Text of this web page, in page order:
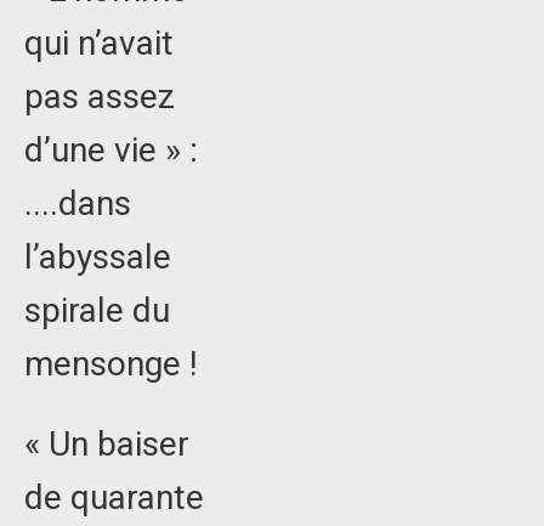
qui n’avait
pas assez
d’une vie » :
....dans
l’abyssale
spirale du
mensonge !
« Un baiser
de quarante